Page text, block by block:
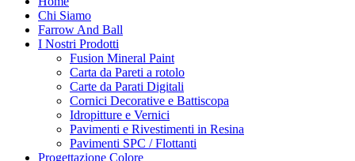
Chi Siamo
Farrow And Ball
I Nostri Prodotti
Fusion Mineral Paint
Carta da Pareti a rotolo
Carte da Parati Digitali
Cornici Decorative e Battiscopa
Idropitture e Vernici
Pavimenti e Rivestimenti in Resina
Pavimenti SPC / Flottanti
Progettazione Colore